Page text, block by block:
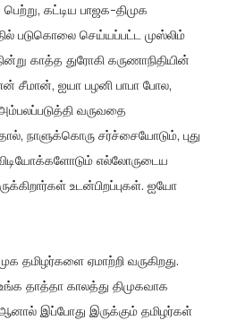
கட்டிய பாஜக-திமுக
படுகொலை செய்யப்பட்ட முஸ்லிம்
காத்த துரோகி கருணாநிதியின்
ஐயா பழனி பாபா போல,
வருவதை
நாளுக்கொரு சர்ச்சையோடும், புது
எல்லோருடைய
உடன்பிறப்புகள். ஐயோ
தமிழர்களை ஏமாற்றி வருகிறது.
தாத்தா காலத்து திமுகவாக
இப்போது இருக்கும் தமிழர்கள்